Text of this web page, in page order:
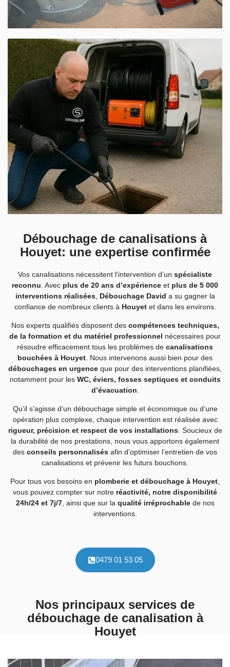
Débouchage de canalisations à
Houyet: une expertise confirmée
Vos canalisations nécessitent l’intervention d’un spécialiste
reconnu. Avec plus de 20 ans d’expérience et plus de 5 000
interventions réalisées, Débouchage David a su gagner la
confiance de nombreux clients à Houyetet dans les environs.
Nos experts qualifiés disposent des compétences techniques,
de la formation et du matériel professionnel nécessaires pour
résoudre efficacement tous les problèmes de canalisations
bouchées à Houyet. Nous intervenons aussi bien pour des
débouchages en urgence que pour des interventions planifiées,
notamment pour les WC, éviers, fosses septiques et conduits
d’évacuation.
Qu’il s’agisse d’un débouchage simple et économique ou d’une
opération plus complexe, chaque intervention est réalisée avec
rigueur, précision et respect de vos installations. Soucieux de
la durabilité de nos prestations, nous vous apportons également
des conseils personnalisés afin d’optimiser l’entretien de vos
canalisations et prévenir les futurs bouchons.
Pour tous vos besoins en plomberie et débouchage à Houyet,
vous pouvez compter sur notre réactivité, notre disponibilité
24h/24 et 7j/7, ainsi que sur la qualité irréprochablede nos
interventions.
0479 01 53 05
Nos principaux services de
débouchage de canalisation à
Houyet